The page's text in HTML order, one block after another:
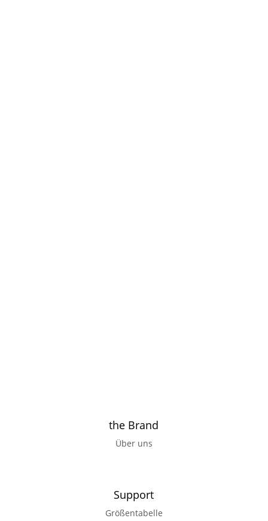
the Brand
Über uns
Support
Größentabelle